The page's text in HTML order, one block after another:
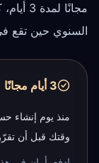
مجانًا
السنوي حين تقع
3 أيام مجانًا
وقتك قبل أن